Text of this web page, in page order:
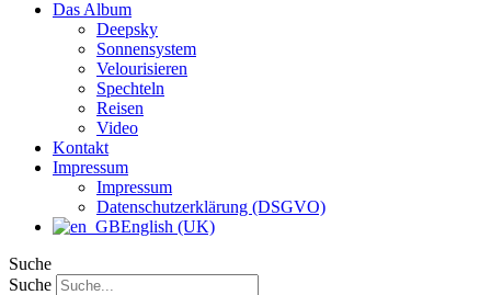
Das Album
Deepsky
Sonnensystem
Velourisieren
Spechteln
Reisen
Video
Kontakt
Impressum
Impressum
Datenschutzerklärung (DSGVO)
English (UK)
Suche
Suche